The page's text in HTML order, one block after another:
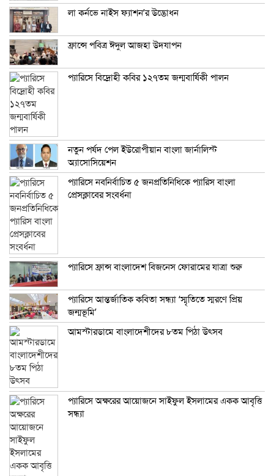
লা কর্নভে নাইস ফ্যাশন’র উদ্ভোধন
ফ্রান্সে পবিত্র ঈদুল আজহা উদযাপন
প্যারিসে বিদ্রোহী কবির ১২৭তম জন্মবার্ষিকী পালন
নতুন পর্ষদ পেল ইউরোপীয়ান বাংলা জার্নালিস্ট
অ্যাসোসিয়েশন
প্যারিসে নবনির্বাচিত ৫ জনপ্রতিনিধিকে প্যারিস বাংলা
প্রেসক্লাবের সংবর্ধনা
প্যারিসে ফ্রান্স বাংলাদেশ বিজনেস ফোরামের যাত্রা শুরু
প্যারিসে আন্তর্জাতিক কবিতা সন্ধ্যা ‘স্মৃতিতে স্মরণে প্রিয়
জন্মভূমি’
আমস্টারডামে বাংলাদেশীদের ৮তম পিঠা উৎসব
প্যারিসে অক্ষরের আয়োজনে সাইফুল ইসলামের একক আবৃত্তি
সন্ধ্যা